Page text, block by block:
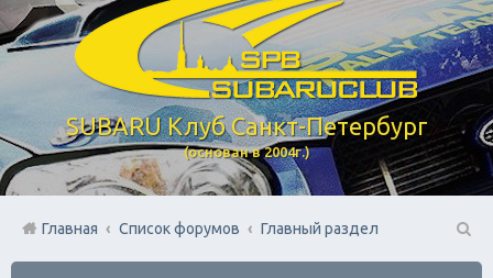
SUBARU Клуб Санкт-Петербург
(основан в 2004г.)
Главная Список форумов
Главный раздел
П